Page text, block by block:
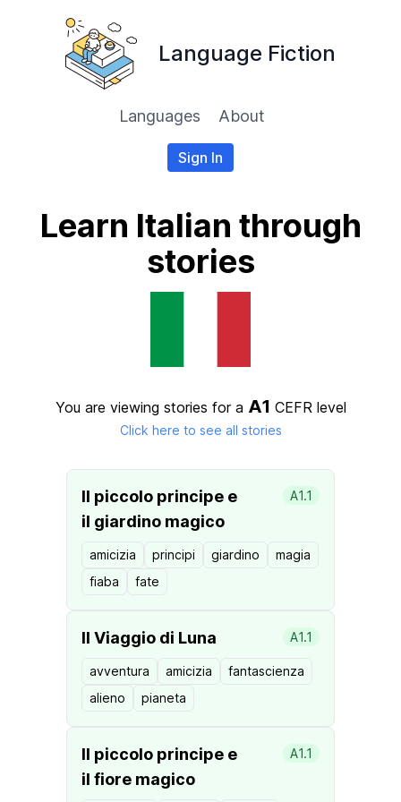
Language Fiction
Languages About
Sign In
Learn Italian through
stories
You are viewing stories for a A1 CEFR level
Click here to see all stories
Il piccolo principe e
il giardino magico
A1.1
amicizia principi giardino
magia
fiaba
fate
Il Viaggio di Luna A1.1
avventura amicizia
fantascienza
alieno
pianeta
Il piccolo principe e
il fiore magico
A1.1